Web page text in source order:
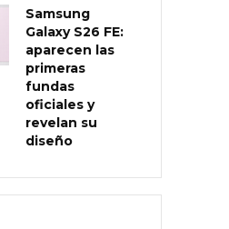
Samsung
Galaxy S26 FE:
aparecen las
primeras
fundas
oficiales y
revelan su
diseño